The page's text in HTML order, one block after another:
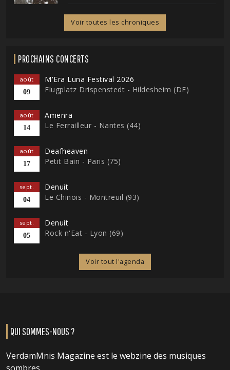
Voir toutes les chroniques
PROCHAINS CONCERTS
août
09
M'Era Luna Festival 2026
Flugplatz Drispenstedt - Hildesheim (DE)
août
14
Amenra
Le Ferrailleur - Nantes (44)
août
17
Deafheaven
Petit Bain - Paris (75)
sept.
04
Denuit
Le Chinois - Montreuil (93)
sept.
05
Denuit
Rock n'Eat - Lyon (69)
Voir tout l'agenda
QUI SOMMES-NOUS ?
VerdamMnis Magazine est le webzine des musiques